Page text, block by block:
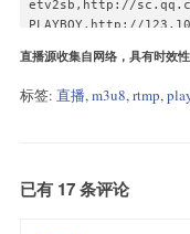
etv2sb,http://
PLAYBOY,http://
The,http://
But Go,http://
1,http://
直播源收集自网络，具有时效
标签: 直播,m3u8,rtmp,
已有 17 条评论